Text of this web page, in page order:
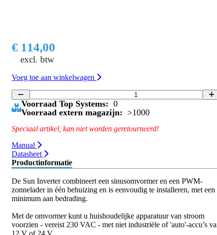
€ 114,00
excl. btw
Voeg toe aan winkelwagen
Voorraad Top Systems: 0
Voorraad extern magazijn: >1000
Speciaal artikel, kan niet worden geretourneerd!
Manual
Datasheet
Productinformatie
De Sun Inverter combineert een sinusomvormer en een PWM-
zonnelader in één behuizing en is eenvoudig te installeren, met een
minimum aan bedrading.
Met de omvormer kunt u huishoudelijke apparatuur van stroom
voorzien - vereist 230 VAC - met niet industriële of 'auto'-accu’s
12 V of 24 V.